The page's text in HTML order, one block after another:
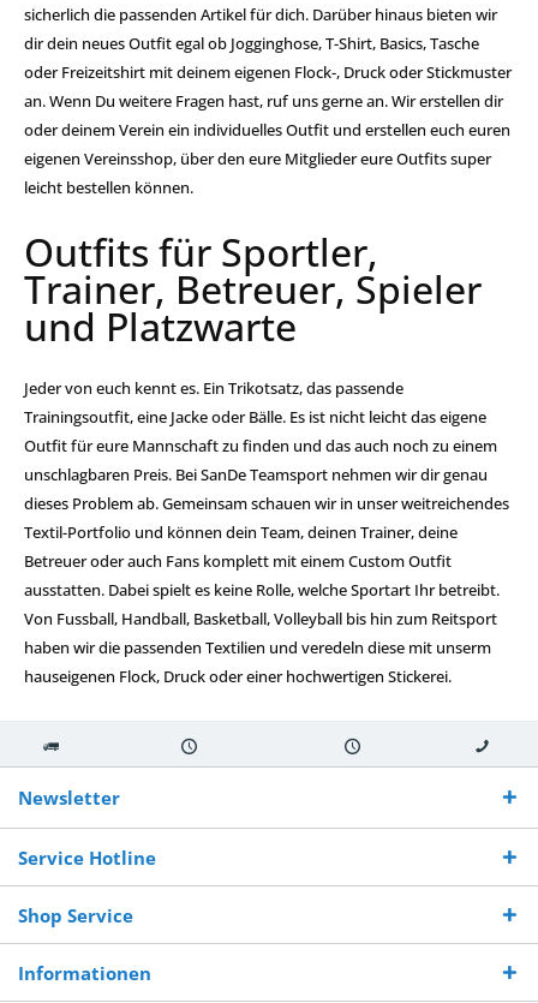
sicherlich die passenden Artikel für dich. Darüber hinaus bieten wir
dir dein neues Outfit egal ob Jogginghose, T-Shirt, Basics, Tasche
oder Freizeitshirt mit deinem eigenen Flock-, Druck oder Stickmuster
an. Wenn Du weitere Fragen hast, ruf uns gerne an. Wir erstellen dir
oder deinem Verein ein individuelles Outfit und erstellen euch euren
eigenen Vereinsshop, über den eure Mitglieder eure Outfits super
leicht bestellen können.
Outfits für Sportler,
Trainer, Betreuer, Spieler
und Platzwarte
Jeder von euch kennt es. Ein Trikotsatz, das passende
Trainingsoutfit, eine Jacke oder Bälle. Es ist nicht leicht das eigene
Outfit für eure Mannschaft zu finden und das auch noch zu einem
unschlagbaren Preis. Bei SanDe Teamsport nehmen wir dir genau
dieses Problem ab. Gemeinsam schauen wir in unser weitreichendes
Textil-Portfolio und können dein Team, deinen Trainer, deine
Betreuer oder auch Fans komplett mit einem Custom Outfit
ausstatten. Dabei spielt es keine Rolle, welche Sportart Ihr betreibt.
Von Fussball, Handball, Basketball, Volleyball bis hin zum Reitsport
haben wir die passenden Textilien und veredeln diese mit unserm
hauseigenen Flock, Druck oder einer hochwertigen Stickerei.
Kostenloser
Versand ab €
250,-
Versand innerhalb von Versand von So erreichen
Sie uns 0160
970 511 90
Newsletter
Service Hotline
Shop Service
Informationen